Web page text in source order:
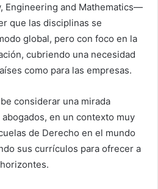
Engineering and Mathematics—
que las disciplinas se
global, pero con foco en la
cubriendo una necesidad
como para las empresas.
considerar una mirada
en un contexto muy
de Derecho en el mundo
sus currículos para ofrecer a